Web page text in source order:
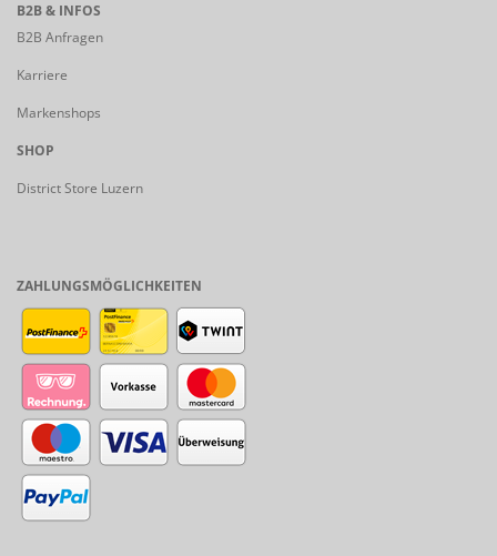
B2B & INFOS
B2B Anfragen
Karriere
Markenshops
SHOP
District Store Luzern
ZAHLUNGSMÖGLICHKEITEN